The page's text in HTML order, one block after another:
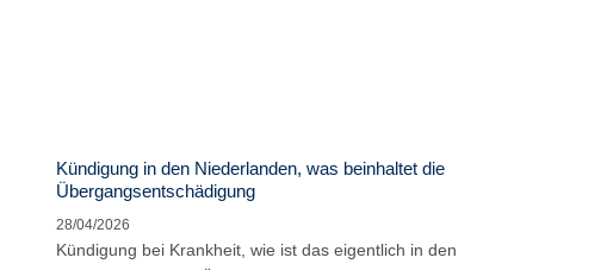
Kündigung in den Niederlanden, was beinhaltet die
Übergangsentschädigung
28/04/2026
Kündigung bei Krankheit, wie ist das eigentlich in den